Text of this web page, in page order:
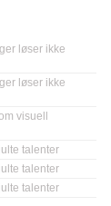
løser ikke
løser ikke
visuell
talenter
talenter
talenter